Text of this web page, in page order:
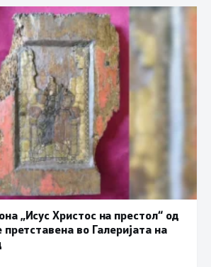
„Исус Христос на престол“ од
во Галеријата на